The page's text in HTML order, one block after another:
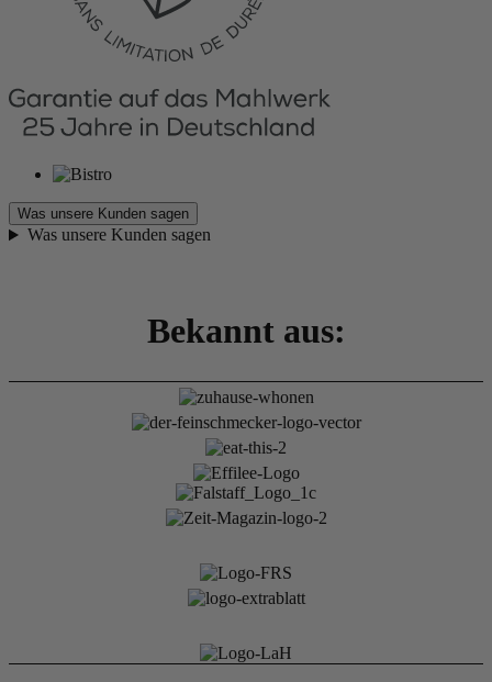
Was unsere Kunden sagen
Was unsere Kunden sagen
Bekannt aus: